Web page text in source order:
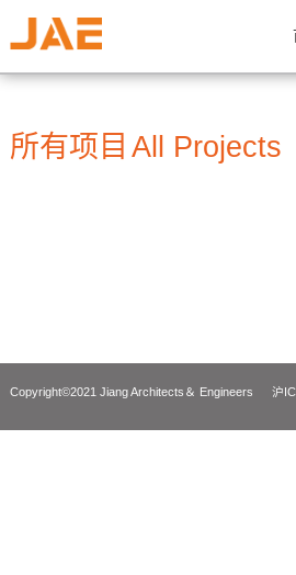
所有项目 All Projects
Copyright©2021 Jiang Architects＆ Engineers